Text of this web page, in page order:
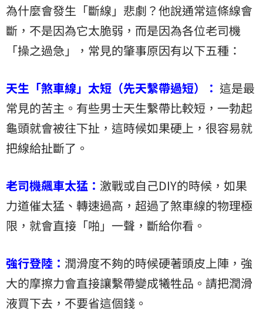
為什麼會發生「斷線」悲劇？他說通常這條線會
斷，不是因為它太脆弱，而是因為各位老司機
「操之過急」，常見的肇事原因有以下五種：
天生「煞車線」太短（先天繫帶過短）： 這是最
常見的苦主。有些男士天生繫帶比較短，一勃起
龜頭就會被往下扯，這時候如果硬上，很容易就
把線給扯斷了。
老司機飆車太猛： 激戰或自己DIY的時候，如果
力道催太猛、轉速過高，超過了煞車線的物理極
限，就會直接「啪」一聲，斷給你看。
強行登陸： 潤滑度不夠的時候硬著頭皮上陣，強
大的摩擦力會直接讓繫帶變成犧牲品。請把潤滑
液買下去，不要省這個錢。